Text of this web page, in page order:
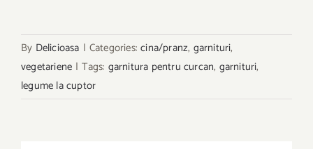
By Delicioasa | Categories:cina/pranz, garnituri,
vegetariene | Tags: garnitura pentru curcan, garnituri,
legume la cuptor